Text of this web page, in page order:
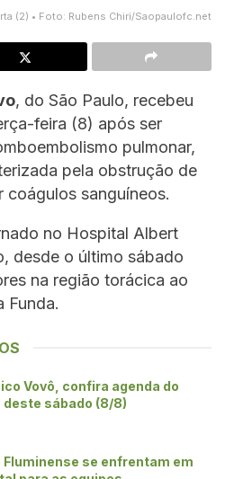
(2) • Foto: Rubens Chiri/Saopaulofc.net
, do São Paulo, recebeu
feira (8) após ser
pulmonar,
pela obstrução de
coágulos sanguíneos.
no Hospital Albert
desde o último sábado
na região torácica ao
Funda.
Vovô, confira agenda do
sábado (8/8)
Fluminense se enfrentam em